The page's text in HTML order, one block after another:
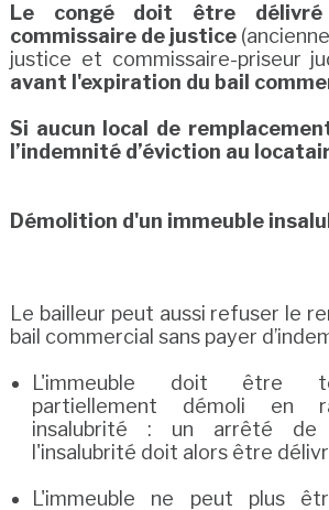
Le congé doit être
commissaire de justice
justice et commissaire-priseur
avant l'expiration du bail
Si aucun local de
l’indemnité d’éviction au
Démolition d'un immeuble
Le bailleur peut aussi refuser le
bail commercial sans payer
L'immeuble doit être
partiellement démoli en
insalubrité : un arrêté de
l'insalubrité doit alors être
L'immeuble ne peut plus